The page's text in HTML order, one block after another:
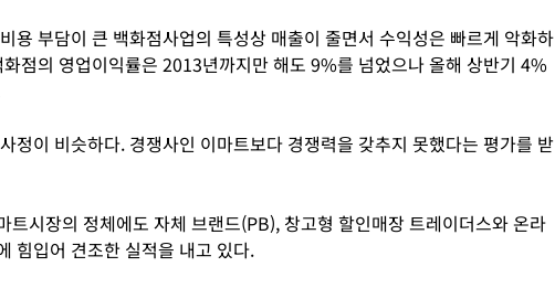
용 부담이 큰 백화점사업의 특성상 매출이 줄면서 수익성은 빠르게 악화하
점의 영업이익률은 2013년까지만 해도 9%를 넘었으나 올해 상반기 4%
정이 비슷하다. 경쟁사인 이마트보다 경쟁력을 갖추지 못했다는 평가를 받
트시장의 정체에도 자체 브랜드(PB), 창고형 할인매장 트레이더스와 온라
힘입어 견조한 실적을 내고 있다.